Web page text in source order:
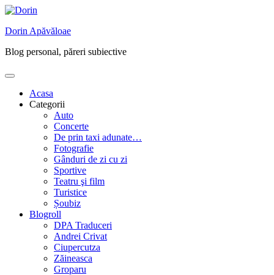
Skip
content
Dorin Apăvăloae
Blog personal, păreri subiective
Acasa
Categorii
Auto
Concerte
De prin taxi adunate…
Fotografie
Gânduri de zi cu zi
Sportive
Teatru şi film
Turistice
Șoubiz
Blogroll
DPA Traduceri
Andrei Crivat
Ciupercutza
Zăineasca
Groparu